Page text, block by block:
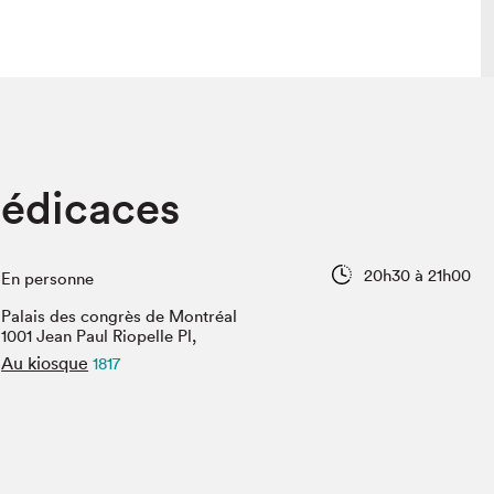
Vidéos et balados
En personne
20h30 à 21h00
Palais des congrès de Montréal
1001 Jean Paul Riopelle Pl,
Au kiosque 1817